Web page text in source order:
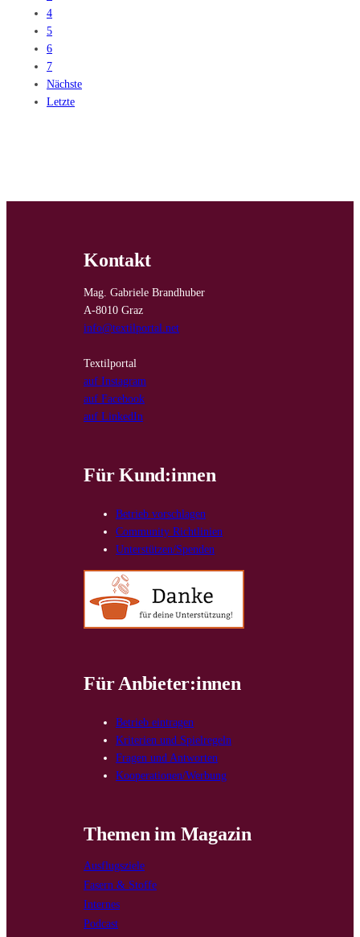
4
5
6
7
Nächste
Letzte
Kontakt
Mag. Gabriele Brandhuber
A-8010 Graz
info@textilportal.net
Textilportal
auf Instagram
auf Facebook
auf LinkedIn
Für Kund:innen
Betrieb vorschlagen
Community Richtlinien
Unterstützen/Spenden
Für Anbieter:innen
Betrieb eintragen
Kriterien und Spielregeln
Fragen und Antworten
Kooperationen/Werbung
Themen im Magazin
Ausflugsziele
Fasern & Stoffe
Internes
Podcast